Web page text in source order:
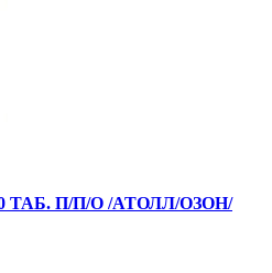
ТАБ. П/П/О /АТОЛЛ/ОЗОН/